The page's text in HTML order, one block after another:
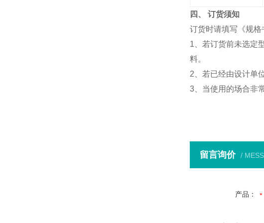
四、 订货须知
订货时请填写《规格
1、若订货前未选定
料。
2、若已经由设计单
3、当使用的场合非
留言询价 /
产品：